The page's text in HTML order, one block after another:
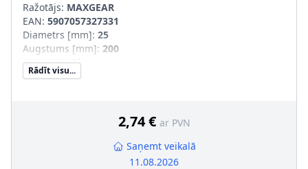
Ražotājs: MAXGEAR
EAN: 5907057327331
Diametrs [mm]: 25
Augstums [mm]: 200
Materiāls:Plastmasa
Konteinera tips
Rādīt visu...
2,74 € ar PVN
Saņemt veikalā
11.08.2026